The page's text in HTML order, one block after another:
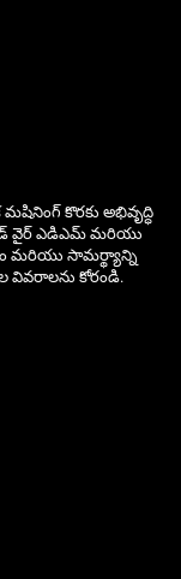
కొరకు అభివృద్ధి
వైర్ ఎడిఎమ్ మరియు
మరియు సామర్థ్యాన్ని
వివరాలను కోరండి.